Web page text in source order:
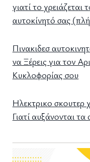
γιατί το χρειάζεται
αυτοκίνητό σας
Πινακιδεσ
να Ξέρεις για τον
Κυκλοφορίας σου
Ηλεκτρικο σκουτερ
Γιατί αυξάνονται